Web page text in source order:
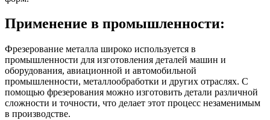
Применение в промышленности:
Фрезерование металла широко используется в
промышленности для изготовления деталей машин и
оборудования, авиационной и автомобильной
промышленности, металлообработки и других отраслях. С
помощью фрезерования можно изготовить детали различной
сложности и точности, что делает этот процесс незаменимым
в производстве.